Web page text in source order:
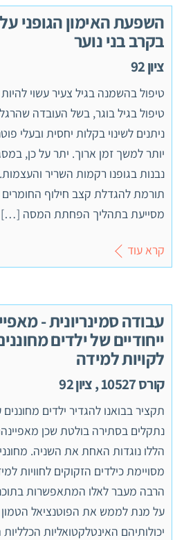
השפעת האימון הגופני
בקרב בני נוער
ציון 92
טיפול בהשמנה בגיל צעיר עשוי
טיפול בגיל בוגר, בשל העובדה
ניתנים לשינוי בקלות יחסית ובעלי
יותר למשך זמן ארוך. יתר על כן,
נבנות בגופנו רקמות השריר
תורמת להגדלת קצב חילוף החומרים
מסייעת בתהליך הפחתת המסה […]
קרא עוד
עבודה סמינריונית -
ייחודיים של ילדים
לקויות למידה
קורס 10527 , ציון 92
תקציר בבואנו להגדיר ילדים
נתקלים בסתירה בולטת שכן
הללו נוגדות האחת את השניה.
מסויימת כילדים הזקוקים לחוויות
הרבה מעבר לאלו המתאפשרות
על מנת לממש את הפוטנציאל
יכולותיהם האינטלקטואליות